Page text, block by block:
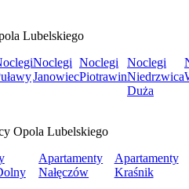
Lubelskiego
Noclegi
Janowiec
Noclegi
Piotrawin
Noclegi
Niedrzwica
Duża
Opola Lubelskiego
Apartamenty
Nałęczów
Apartamenty
Kraśnik